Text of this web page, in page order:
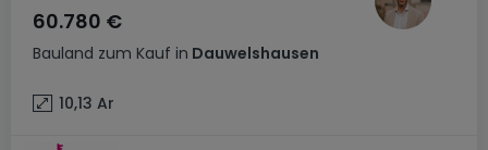
Bauland zum Kauf in Dauwelshausen
60.780 €
10,13 Ar